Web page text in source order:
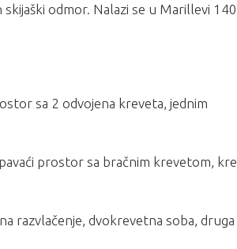
skijaški odmor. Nalazi se u Marillevi
sa 2 odvojena kreveta, jednim
prostor sa bračnim krevetom,
razvlačenje, dvokrevetna soba, druga